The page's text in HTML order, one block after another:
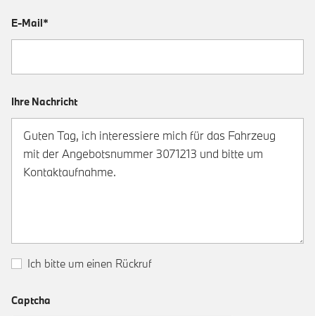
E-Mail*
Ihre Nachricht
Ich bitte um einen Rückruf
Captcha